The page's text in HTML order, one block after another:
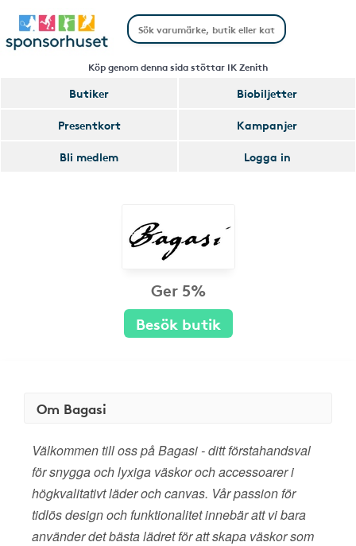
Köp genom denna sida stöttar IK Zenith
Butiker
Biobiljetter
Presentkort
Kampanjer
Bli medlem
Logga in
Ger 5%
Besök butik
Om Bagasi
Välkommen till oss på Bagasi - ditt förstahandsval
för snygga och lyxiga väskor och accessoarer i
högkvalitativt läder och canvas. Vår passion för
tidlös design och funktionalitet innebär att vi bara
använder det bästa lädret för att skapa väskor som